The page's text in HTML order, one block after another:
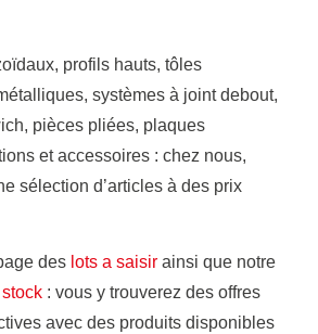
profils hauts, tôles
systèmes à joint debout,
pièces pliées, plaques
et accessoires : chez nous,
sélection d’articles à des prix
des lots a saisirainsi que notre
: vous y trouverez des offres
avec des produits disponibles